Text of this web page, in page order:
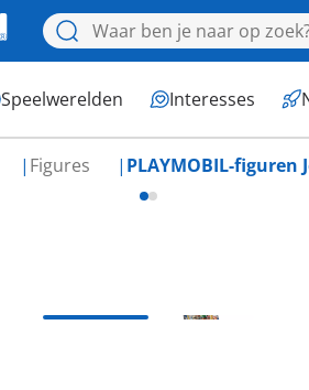
Speelwerelden Interesses
Figures PLAYMOBIL-figuren